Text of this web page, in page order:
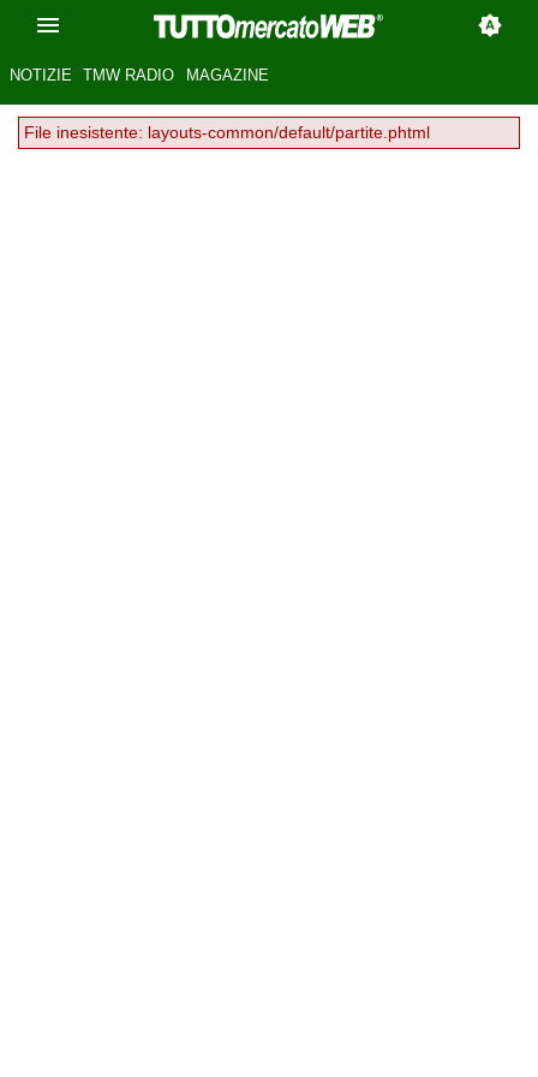
NOTIZIE TMW RADIO MAGAZINE
File inesistente: layouts-common/default/partite.phtml